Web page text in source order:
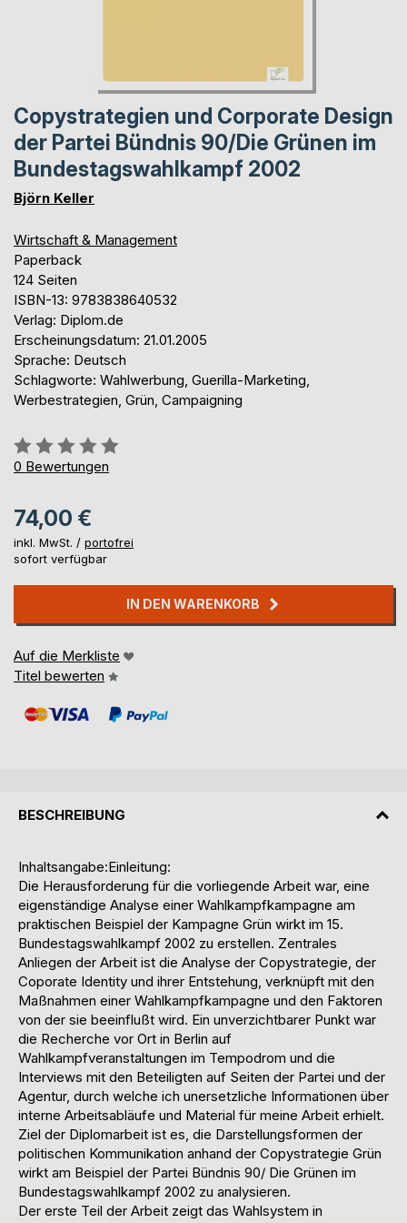
Copystrategien und Corporate Design
der Partei Bündnis 90/Die Grünen im
Bundestagswahlkampf 2002
Björn Keller
Wirtschaft & Management
Paperback
124 Seiten
ISBN-13: 9783838640532
Verlag: Diplom.de
Erscheinungsdatum: 21.01.2005
Sprache: Deutsch
Schlagworte: Wahlwerbung, Guerilla-Marketing,
Werbestrategien, Grün, Campaigning
Bewertung::
0%
0 Bewertungen
74,00 €
inkl. MwSt. / portofrei
sofort verfügbar
IN DEN WARENKORB
Auf die Merkliste
Titel bewerten
BESCHREIBUNG
Inhaltsangabe:Einleitung:
Die Herausforderung für die vorliegende Arbeit war, eine
eigenständige Analyse einer Wahlkampfkampagne am
praktischen Beispiel der Kampagne Grün wirkt im 15.
Bundestagswahlkampf 2002 zu erstellen. Zentrales
Anliegen der Arbeit ist die Analyse der Copystrategie, der
Coporate Identity und ihrer Entstehung, verknüpft mit den
Maßnahmen einer Wahlkampfkampagne und den Faktoren
von der sie beeinflußt wird. Ein unverzichtbarer Punkt war
die Recherche vor Ort in Berlin auf
Wahlkampfveranstaltungen im Tempodrom und die
Interviews mit den Beteiligten auf Seiten der Partei und der
Agentur, durch welche ich unersetzliche Informationen über
interne Arbeitsabläufe und Material für meine Arbeit erhielt.
Ziel der Diplomarbeit ist es, die Darstellungsformen der
politischen Kommunikation anhand der Copystrategie Grün
wirkt am Beispiel der Partei Bündnis 90/ Die Grünen im
Bundestagswahlkampf 2002 zu analysieren.
Der erste Teil der Arbeit zeigt das Wahlsystem in